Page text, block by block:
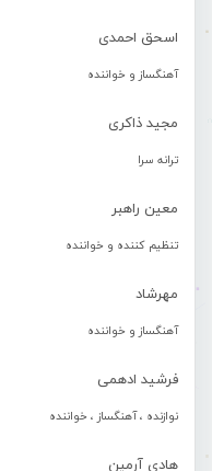
اسحق احمدی
آهنگساز و خواننده
مجید ذاکری
ترانه سرا
معین راهبر
تنظیم کننده و خواننده
مهرشاد
آهنگساز و خواننده
فرشید ادهمی
نوازنده ، آهنگساز ، خواننده
هادی آرمین